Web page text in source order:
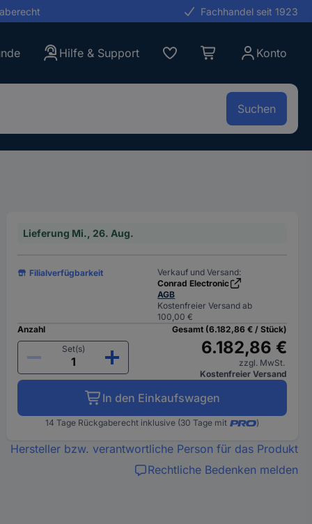
Fachhandel seit 1923
Hilfe & Support Konto
Suchen
Lieferung Mi., 26. Aug.
Filialverfügbarkeit
Verkauf und Versand:
Conrad Electronic
AGB
Kostenfreier Versand ab
100,00 €
Anzahl
Set(s)
Gesamt (6.182,86 € / Stück)
6.182,86 €
zzgl. MwSt.
Kostenfreier Versand
In den Einkaufswagen
14 Tage Rückgaberecht inklusive (30 Tage mit )
Hersteller bzw. verantwortliche Person für das Produkt
Rechtliche Bedenken melden